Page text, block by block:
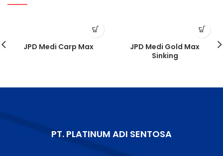
JPD Medi Carp Max
JPD Medi Gold Max
Sinking
PT. PLATINUM ADI SENTOSA